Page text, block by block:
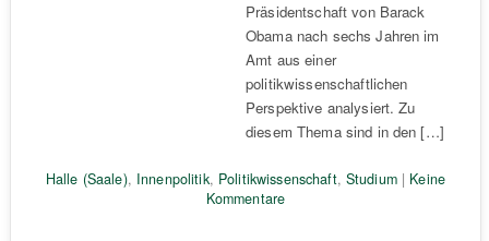
Präsidentschaft von Barack
Obama nach sechs Jahren im
Amt aus einer
politikwissenschaftlichen
Perspektive analysiert. Zu
diesem Thema sind in den […]
Halle (Saale), Innenpolitik, Politikwissenschaft, Studium| Keine
Kommentare